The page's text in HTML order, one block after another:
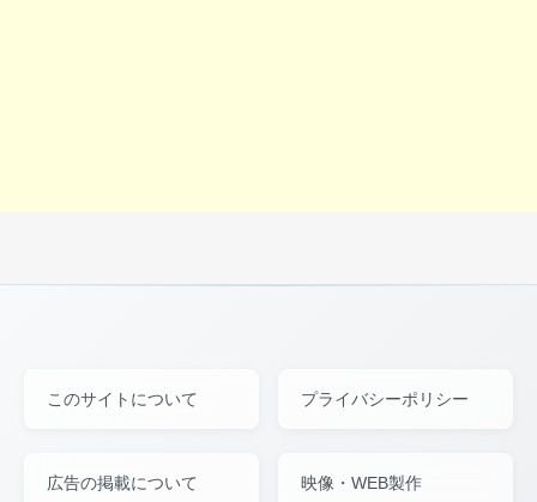
このサイトについて プライバシーポリシー
広告の掲載について 映像・WEB製作